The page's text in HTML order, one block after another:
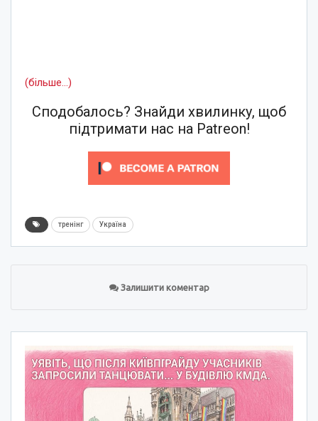
(більше…)
Сподобалось? Знайди хвилинку, щоб
підтримати нас на Patreon!
тренінг Україна
Залишити коментар